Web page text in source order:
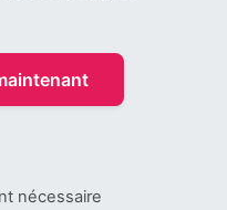
nécessaire